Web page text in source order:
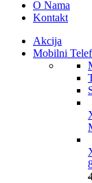
O Nama
Kontakt
Akcija
Mobilni